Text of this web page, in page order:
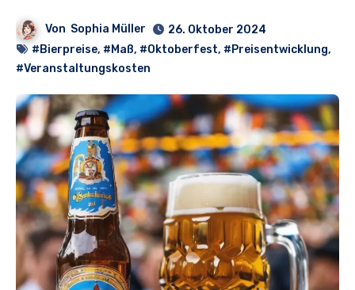
Von Sophia Müller
26. Oktober 2024
#Bierpreise, #Maß, #Oktoberfest, #Preisentwicklung,
#Veranstaltungskosten